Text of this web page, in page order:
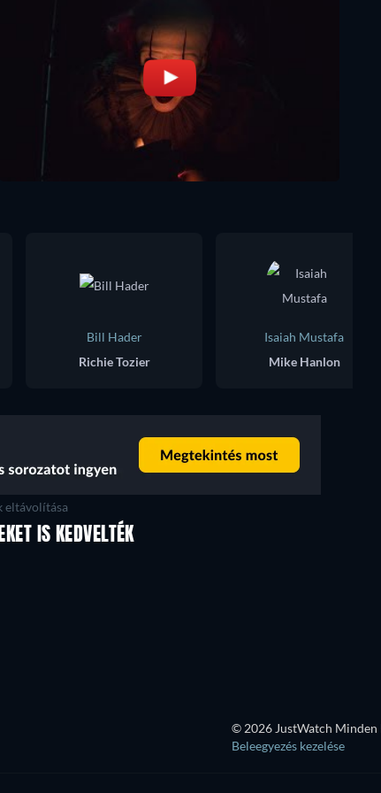
Bill Hader
Richie Tozier
Isaiah Mustafa
Mike Hanlon
eltávolítása
IS KEDVELTÉK
© 2026 JustWatch
Beleegyezés kezelése